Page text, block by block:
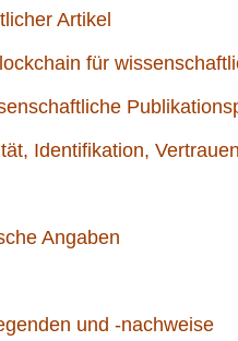
Artikel
für
Identifikation,
Angaben
und -nachweise